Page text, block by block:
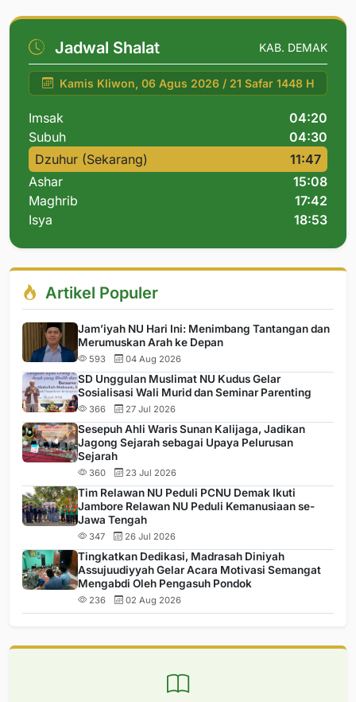
Jadwal Shalat KAB. DEMAK
Kamis Kliwon, 06 Agus 2026 / 21 Safar 1448 H
Imsak
04:20
Subuh
04:30
Dzuhur (Sekarang)
11:47
Ashar
15:08
Maghrib
17:42
Isya
18:53
Artikel Populer
Jam’iyah NU Hari Ini: Menimbang Tantangan dan
Merumuskan Arah ke Depan
593 04 Aug 2026
SD Unggulan Muslimat NU Kudus Gelar
Sosialisasi Wali Murid dan Seminar Parenting
366 27 Jul 2026
Sesepuh Ahli Waris Sunan Kalijaga, Jadikan
Jagong Sejarah sebagai Upaya Pelurusan
Sejarah
360 23 Jul 2026
Tim Relawan NU Peduli PCNU Demak Ikuti
Jambore Relawan NU Peduli Kemanusiaan se-
Jawa Tengah
347 26 Jul 2026
Tingkatkan Dedikasi, Madrasah Diniyah
Assujuudiyyah Gelar Acara Motivasi Semangat
Mengabdi Oleh Pengasuh Pondok
236 02 Aug 2026